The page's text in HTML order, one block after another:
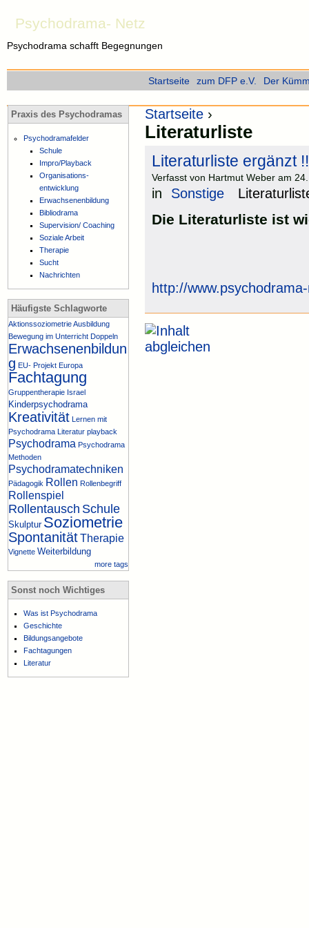
Psychodrama- Netz
Psychodrama schafft Begegnungen
Startseite ›
Literaturliste
Literaturliste ergänzt
Verfasst von Hartmut Weber am
in Sonstige
Die Literaturliste ist
http://
Startseite zum DFP e.V. Der
Praxis des Psychodramas
Psychodramafelder
Schule
Impro/Playback
Organisations-
entwicklung
Erwachsenenbildung
Bibliodrama
Supervision/ Coaching
Soziale Arbeit
Therapie
Sucht
Nachrichten
Häufigste Schlagworte
AktionssoziometrieAusbildung
Bewegung im Unterricht Doppeln
Erwachsenenbildun
g EU- Projekt Europa
Fachtagung
Gruppentherapie Israel
Kinderpsychodrama
Kreativität Lernen mit
Psychodrama Literatur playback
Psychodrama Psychodrama
Methoden
Psychodramatechniken
Pädagogik Rollen Rollenbegriff
Rollenspiel
Rollentausch Schule
Skulptur Soziometrie
SpontanitätTherapie
Vignette Weiterbildung
more tags
Sonst noch Wichtiges
Was ist Psychodrama
Geschichte
Bildungsangebote
Fachtagungen
Literatur